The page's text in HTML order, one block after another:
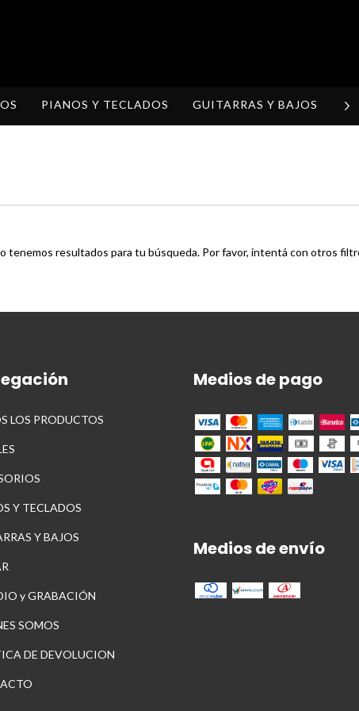
PIANOS Y TECLADOS GUITARRAS Y BAJOS
tenemos resultados para tu búsqueda. Por favor, intentá con otros
LOS PRODUCTOS
Y TECLADOS
Y BAJOS
y GRABACIÓN
SOMOS
DE DEVOLUCION
Medios de pago
Medios de envío